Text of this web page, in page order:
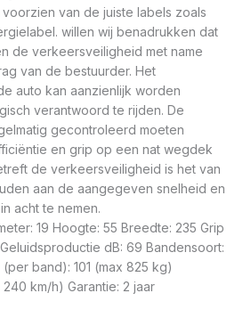
van de juiste labels zoals
willen wij benadrukken dat
de verkeersveiligheid met name
van de bestuurder. Het
auto kan aanzienlijk worden
verantwoord te rijden. De
gecontroleerd moeten
en grip op een nat wegdek
de verkeersveiligheid is het van
aan de aangegeven snelheid en
acht te nemen.
19 Hoogte: 55 Breedte: 235 Grip
dB: 69 Bandensoort:
band): 101 (max 825 kg)
km/h) Garantie: 2 jaar